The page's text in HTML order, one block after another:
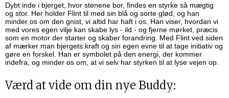
Dybt inde i bjerget, hvor stenene bor, findes en styrke så mægtig
og stor. Her holder Flint til med sin blå og sorte glød, og han
minder os om den gnist, vi altid har haft i os. Han viser, hvordan vi
med vores egen vilje kan skabe lys - ild - og fjerne mørket, præcis
som en motor der starter og skaber forandring. Med Flint ved siden
af mærker man bjergets kraft og sin egen evne til at tage initiativ og
gøre en forskel. Han er symbolet på den energi, der kommer
indefra, og minder os om, at vi selv har styrken til at lyse vejen op.
Værd at vide om din nye Buddy: